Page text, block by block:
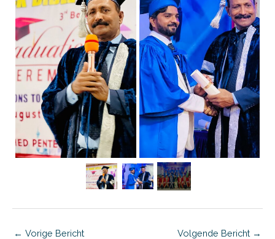
← Vorige Bericht Volgende Bericht →